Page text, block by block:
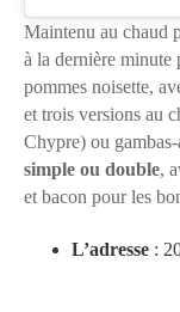
Maintenu au chaud
à la dernière minute
pommes noisette,
et trois versions au
Chypre) ou
simple ou double,
et bacon pour les
L’adresse :